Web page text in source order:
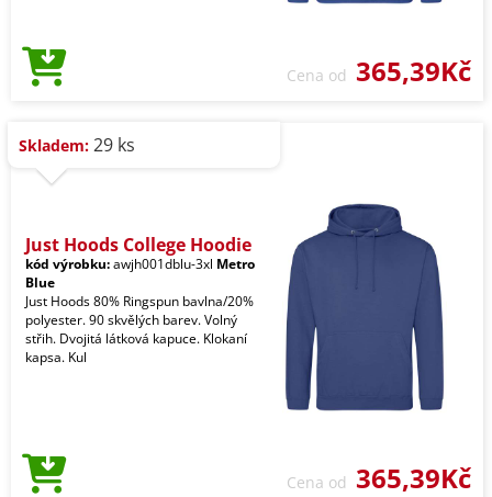
Cena od 365,39Kč
Skladem: 29 ks
Just Hoods College Hoodie
kód výrobku:awjh001dblu-3xl Metro
Blue
Just Hoods 80% Ringspun bavlna/20%
polyester. 90 skvělých barev. Volný
střih. Dvojitá látková kapuce. Klokaní
kapsa. Kul
Cena od 365,39Kč